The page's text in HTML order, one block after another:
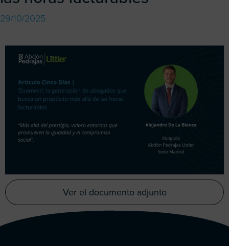
29/10/2025
Ver el documento adjunto